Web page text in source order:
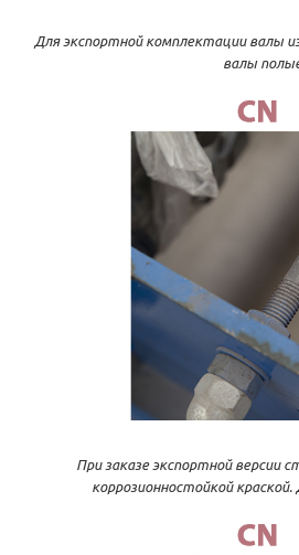
Для экспортной комплектации валы
валы
При заказе экспортной версии
коррозионностойкой